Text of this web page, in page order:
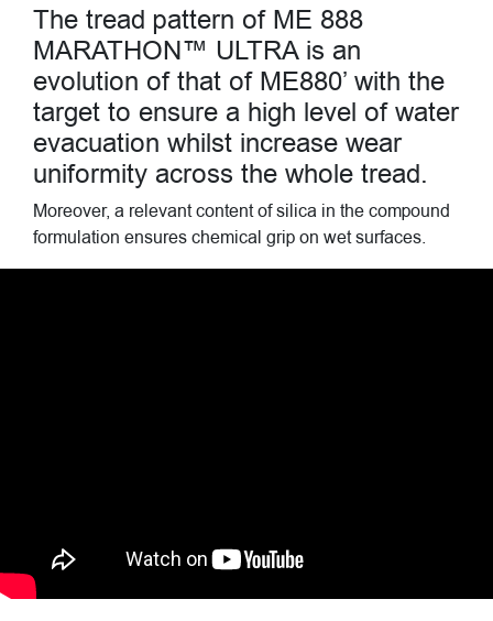
The tread pattern of ME 888
MARATHON™ ULTRA is an
evolution of that of ME880’ with the
target to ensure a high level of water
evacuation whilst increase wear
uniformity across the whole tread.
Moreover, a relevant content of silica in the compound
formulation ensures chemical grip on wet surfaces.